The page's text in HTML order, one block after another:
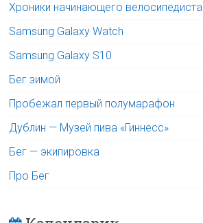
Хроники начинающего велосипедиста
Samsung Galaxy Watch
Samsung Galaxy S10
Бег зимой
Пробежал первый полумарафон
Дублин — Музей пива «Гиннесс»
Бег — экипировка
Про Бег